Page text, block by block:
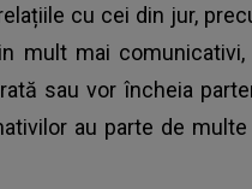
cu cei din jur,
mult mai
sau vor încheia
au parte de